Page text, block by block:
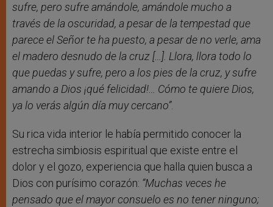
sufre, pero sufre amándole, amándole mucho a
través de la oscuridad, a pesar de la tempestad que
parece el Señor te ha puesto, a pesar de no verle, ama
el madero desnudo de la cruz […]. Llora, llora todo lo
que puedas y sufre, pero a los pies de la cruz, y sufre
amando a Dios ¡qué felicidad!… Cómo te quiere Dios,
ya lo verás algún día muy cercano”.
Su rica vida interior le había permitido conocer la
estrecha simbiosis espiritual que existe entre el
dolor y el gozo, experiencia que halla quien busca a
Dios con purísimo corazón: “Muchas veces he
pensado que el mayor consuelo es no tener ninguno;